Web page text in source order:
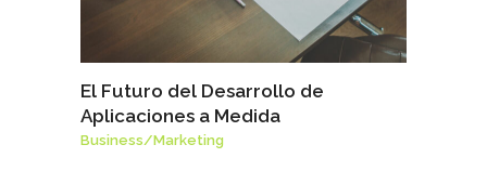
El Futuro del Desarrollo de
Aplicaciones a Medida
Business/Marketing